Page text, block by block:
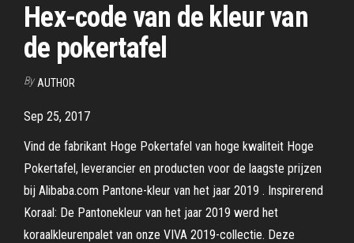
Hex-code van de kleur van
de pokertafel
By AUTHOR
Sep 25, 2017
Vind de fabrikant Hoge Pokertafel van hoge kwaliteit Hoge
Pokertafel, leverancier en producten voor de laagste prijzen
bij Alibaba.com Pantone-kleur van het jaar 2019 . Inspirerend
Koraal: De Pantonekleur van het jaar 2019 werd het
koraalkleurenpalet van onze VIVA 2019-collectie. Deze